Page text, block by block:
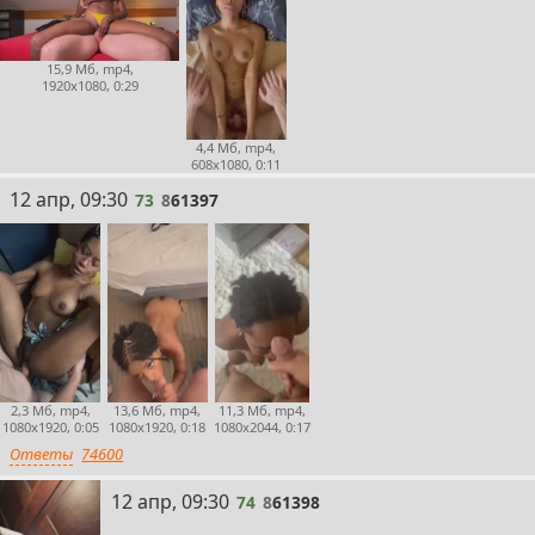
15,9 Мб, mp4,
1920x1080, 0:29
4,4 Мб, mp4,
608x1080, 0:11
73
12 апр, 09:30 73 861397
2,3 Мб, mp4,
1080x1920, 0:05
13,6 Мб, mp4,
1080x1920, 0:18
11,3 Мб, mp4,
1080x2044, 0:17
Ответы 74600
74
12 апр, 09:30 74 861398